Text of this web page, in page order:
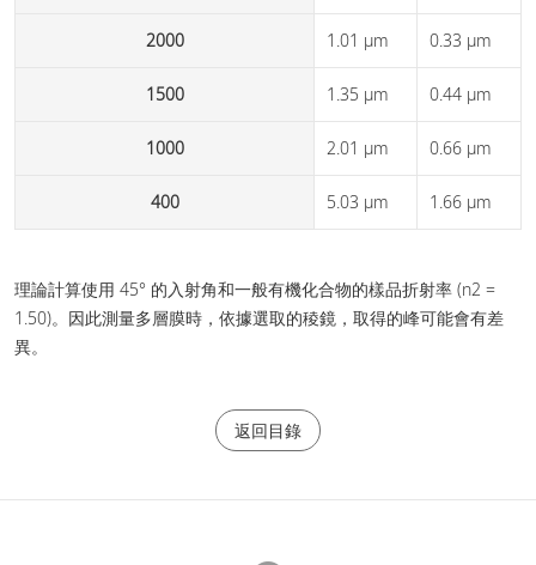
2000 1.01 µm 0.33 µm
1500 1.35 µm 0.44 µm
1000 2.01 µm 0.66 µm
400 5.03 µm 1.66 µm
理論計算使用 45° 的入射角和一般有機化合物的樣品折射率 (n2 =
1.50)。因此測量多層膜時，依據選取的稜鏡，取得的峰可能會有差
異。
返回目錄